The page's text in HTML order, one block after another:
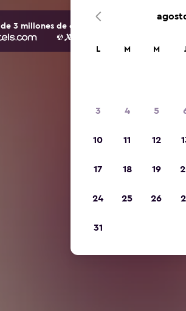
3 millones de opciones de hoteles y
L M M
3 4 5
10 11 12
17 18 19
24 25 26
31